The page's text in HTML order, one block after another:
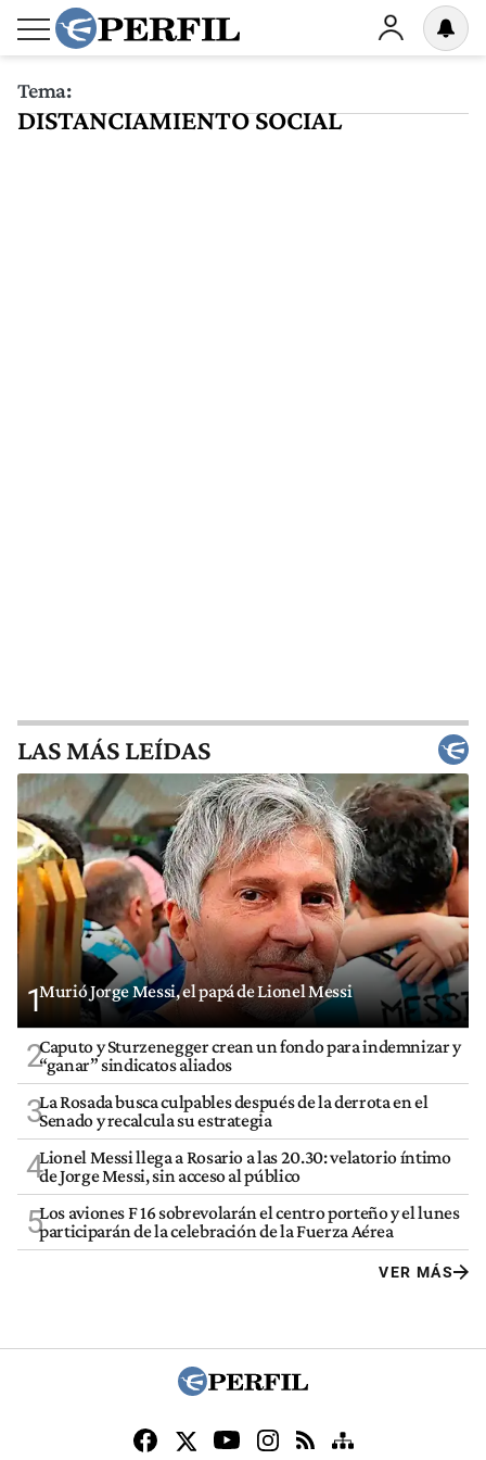
Tema:
DISTANCIAMIENTO SOCIAL
LAS MÁS LEÍDAS
1Murió Jorge Messi, el papá de Lionel Messi
2Caputo y Sturzenegger crean un fondo para indemnizar y
“ganar” sindicatos aliados
3La Rosada busca culpables después de la derrota en el
Senado y recalcula su estrategia
4Lionel Messi llega a Rosario a las 20.30: velatorio íntimo
de Jorge Messi, sin acceso al público
5Los aviones F 16 sobrevolarán el centro porteño y el lunes
participarán de la celebración de la Fuerza Aérea
VER MÁS